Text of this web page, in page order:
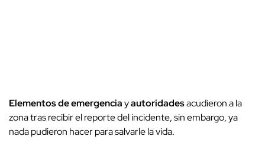
Elementos de emergenciayautoridadesacudieron a la
zona tras recibir el reporte del incidente, sin embargo, ya
nada pudieron hacer para salvarle la vida.